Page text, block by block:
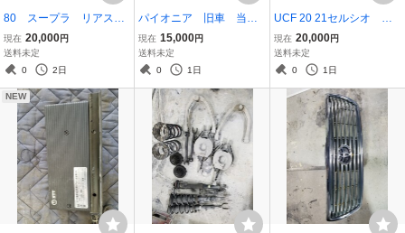
80 スープラ リアスピ
ーカー ブラケット 左
右
現在 20,000円
送料未定
0
2日
パイオニア 旧車 当時
物 ラジオアンテナ
ハイソカー
現在 15,000円
送料未定
0
1日
UCF 20 21セルシオ レ
クサス フロントグリ
ル レクサスエンブレム
現在 20,000円
送料未定
0
1日
NEW